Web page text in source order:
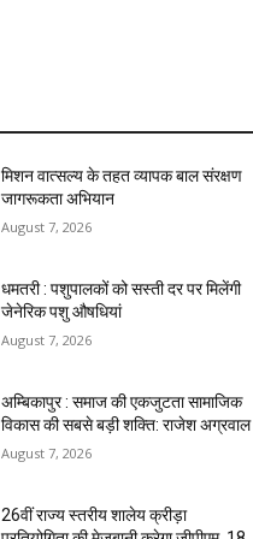
मिशन वात्सल्य के तहत व्यापक बाल संरक्षण
जागरूकता अभियान
August 7, 2026
धमतरी : पशुपालकों को सस्ती दर पर मिलेंगी
जेनेरिक पशु औषधियां
August 7, 2026
अम्बिकापुर : समाज की एकजुटता सामाजिक
विकास की सबसे बड़ी शक्ति: राजेश अग्रवाल
August 7, 2026
26वीं राज्य स्तरीय शालेय क्रीड़ा